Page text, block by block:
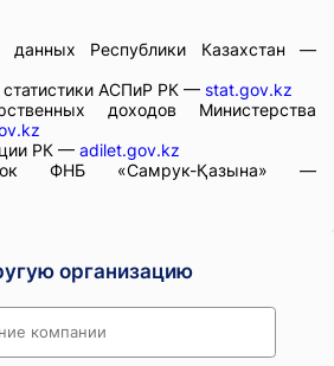
данных Республики Казахстан —
АСПиР РК — stat.gov.kz
доходов Министерства
РК — adilet.gov.kz
ФНБ «Самрук-Қазына» —
организацию